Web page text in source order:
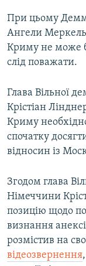
При цьому
Ангели
Криму не може
слід поважати.
Глава Вільної
Крістіан
Криму
спочатку
відносин із
Згодом глава
Німеччини
позицію щодо
визнання
розмістив на
відеозвернення